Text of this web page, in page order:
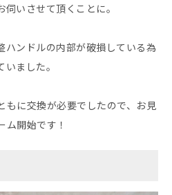
いさせて頂くことに。
ハンドルの内部が破損している為
ました。
もに交換が必要でしたので、お見
開始です！